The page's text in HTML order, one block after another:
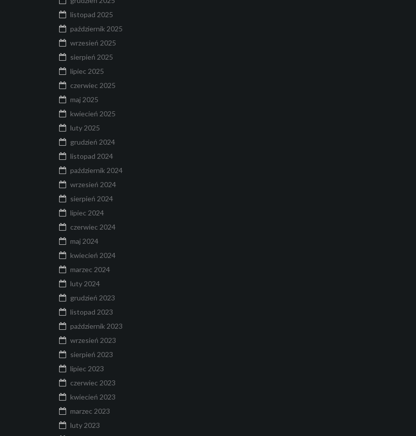
listopad 2025
październik 2025
wrzesień 2025
sierpień 2025
lipiec 2025
czerwiec 2025
maj 2025
kwiecień 2025
luty 2025
grudzień 2024
listopad 2024
październik 2024
wrzesień 2024
sierpień 2024
lipiec 2024
czerwiec 2024
maj 2024
kwiecień 2024
marzec 2024
luty 2024
grudzień 2023
listopad 2023
październik 2023
wrzesień 2023
sierpień 2023
lipiec 2023
czerwiec 2023
kwiecień 2023
marzec 2023
luty 2023